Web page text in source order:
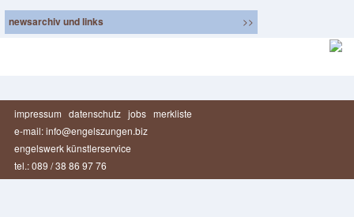
newsarchiv und links >>
impressum datenschutz jobs merkliste
e-mail: info@engelszungen.biz
engelswerk künstlerservice
tel.: 089 / 38 86 97 76